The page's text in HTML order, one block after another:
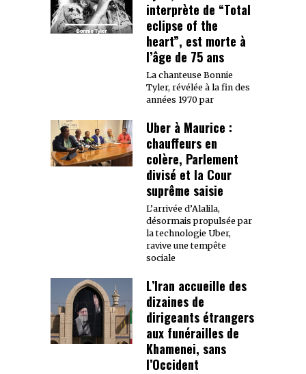
interprète de “Total
eclipse of the
heart”, est morte à
l’âge de 75 ans
La chanteuse Bonnie
Tyler, révélée à la fin des
années 1970 par
Uber à Maurice :
chauffeurs en
colère, Parlement
divisé et la Cour
suprême saisie
L’arrivée d’Alalila,
désormais propulsée par
la technologie Uber,
ravive une tempête
sociale
L’Iran accueille des
dizaines de
dirigeants étrangers
aux funérailles de
Khamenei, sans
l’Occident